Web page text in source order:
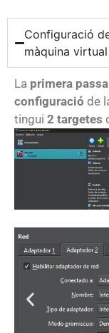
Configuració
màquina
La primera passa
configuració de
tingui 2 targetes